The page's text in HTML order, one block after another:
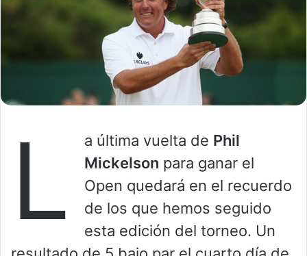
L a última vuelta de Phil
Mickelson para ganar el
Open quedará en el recuerdo
de los que hemos seguido
esta edición del torneo. Un